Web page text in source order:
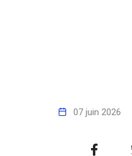
07 juin 2026